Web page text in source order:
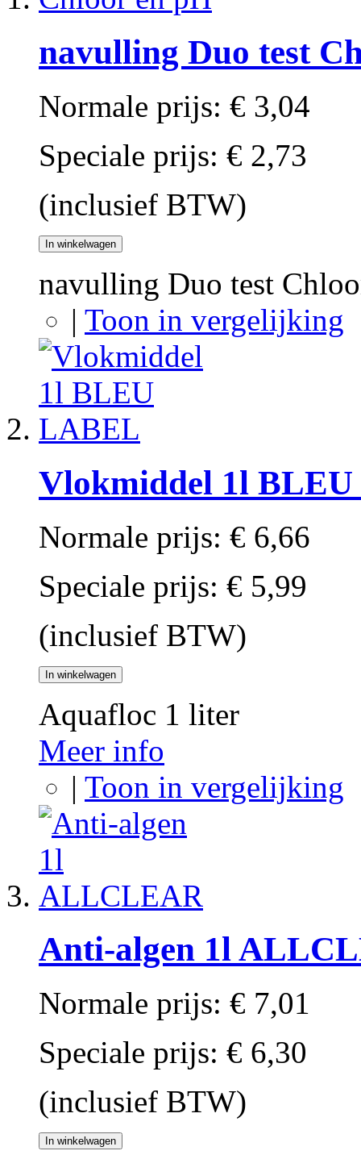
navulling Duo test
Normale prijs: € 3,04
Speciale prijs: € 2,73
(inclusief BTW)
In winkelwagen
navulling Duo test
| Toon in vergelijking
Vlokmiddel 1l
Normale prijs: € 6,66
Speciale prijs: € 5,99
(inclusief BTW)
In winkelwagen
Aquafloc 1 liter
Meer info
| Toon in vergelijking
Anti-algen 1l
Normale prijs: € 7,01
Speciale prijs: € 6,30
(inclusief BTW)
In winkelwagen